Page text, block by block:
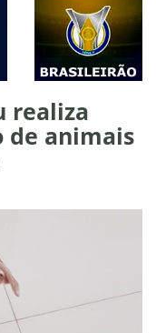
realiza
de animais